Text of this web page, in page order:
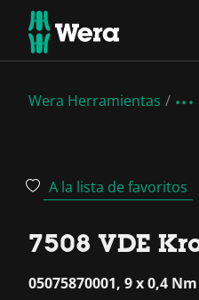
Wera Herramientas
A la lista de favoritos
7508 VDE
05075870001, 9 x 0,4